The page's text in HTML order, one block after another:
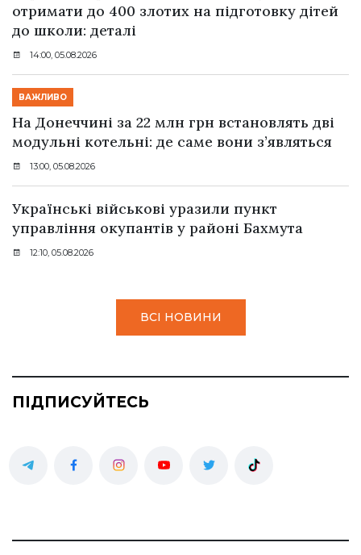
отримати до 400 злотих на підготовку дітей
до школи: деталі
14:00, 05.08.2026
ВАЖЛИВО
На Донеччині за 22 млн грн встановлять дві
модульні котельні: де саме вони з’являться
13:00, 05.08.2026
Українські військові уразили пункт
управління окупантів у районі Бахмута
12:10, 05.08.2026
ВСІ НОВИНИ
ПІДПИСУЙТЕСЬ